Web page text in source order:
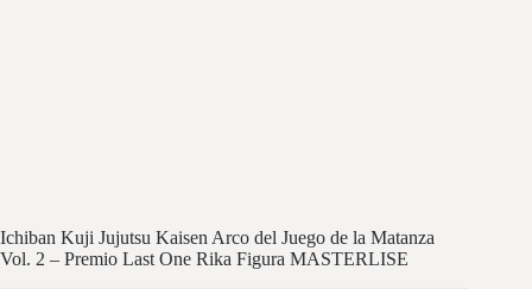
Ichiban Kuji Jujutsu Kaisen Arco del Juego de la Matanza
Vol. 2 – Premio Last One Rika Figura MASTERLISE